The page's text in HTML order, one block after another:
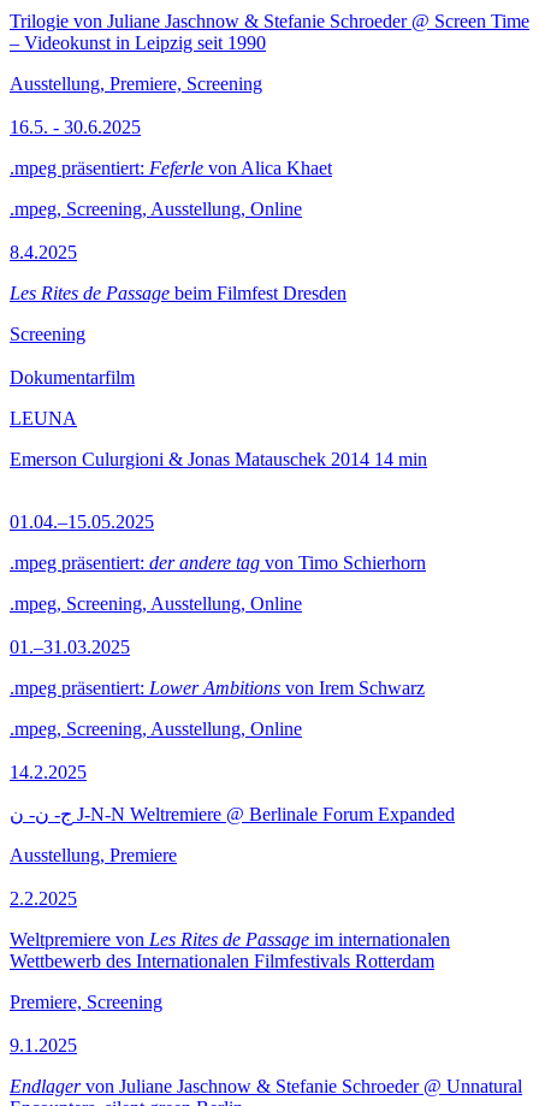
Trilogie von Juliane Jaschnow & Stefanie Schroeder @ Screen Time
– Videokunst in Leipzig seit 1990
Ausstellung, Premiere, Screening
16.5. - 30.6.2025
.mpeg präsentiert: Feferle von Alica Khaet
.mpeg, Screening, Ausstellung, Online
8.4.2025
Les Rites de Passage beim Filmfest Dresden
Screening
Dokumentarfilm
LEUNA
Emerson Culurgioni & Jonas Matauschek 2014 14 min
01.04.–15.05.2025
.mpeg präsentiert: der andere tag von Timo Schierhorn
.mpeg, Screening, Ausstellung, Online
01.–31.03.2025
.mpeg präsentiert: Lower Ambitions von Irem Schwarz
.mpeg, Screening, Ausstellung, Online
14.2.2025
ج- ن- ن J-N-N Weltremiere @ Berlinale Forum Expanded
Ausstellung, Premiere
2.2.2025
Weltpremiere von Les Rites de Passage im internationalen
Wettbewerb des Internationalen Filmfestivals Rotterdam
Premiere, Screening
9.1.2025
Endlagervon Juliane Jaschnow & Stefanie Schroeder @ Unnatural